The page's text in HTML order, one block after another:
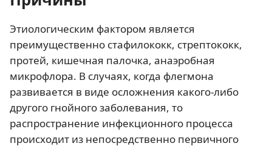
Этиологическим фактором является
преимущественно стафилококк, стрептококк,
протей, кишечная палочка, анаэробная
микрофлора. В случаях, когда флегмона
развивается в виде осложнения какого-либо
другого гнойного заболевания, то
распространение инфекционного процесса
происходит из непосредственно первичного